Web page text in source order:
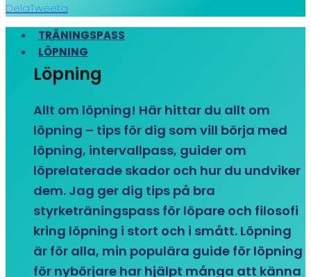
DelaTweeta
TRÄNINGSPASS
LÖPNING
Löpning
Allt om löpning! Här hittar du allt om
löpning – tips för dig som vill börja med
löpning, intervallpass, guider om
löprelaterade skador och hur du undviker
dem. Jag ger dig tips på bra
styrketräningspass för löpare och filosofi
kring löpning i stort och i smått. Löpning
är för alla, min populära guide för löpning
för nybörjare har hjälpt många att känna